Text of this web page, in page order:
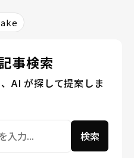
事検索
AI が探して提案しま
検索